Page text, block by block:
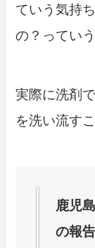
ていう気持
の？ってい
実際に洗剤
を洗い流す
鹿児
の報告